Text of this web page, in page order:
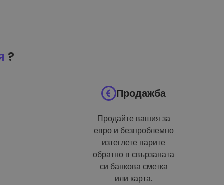
?
Продажба
Продайте вашия за
евро и безпроблемно
изтеглете парите
обратно в свързаната
си банкова сметка
или карта.